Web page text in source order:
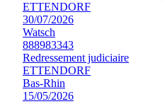
ETTENDORF
30/07/2026
Watsch
888983343
Redressement judiciaire
ETTENDORF
Bas-Rhin
15/05/2026